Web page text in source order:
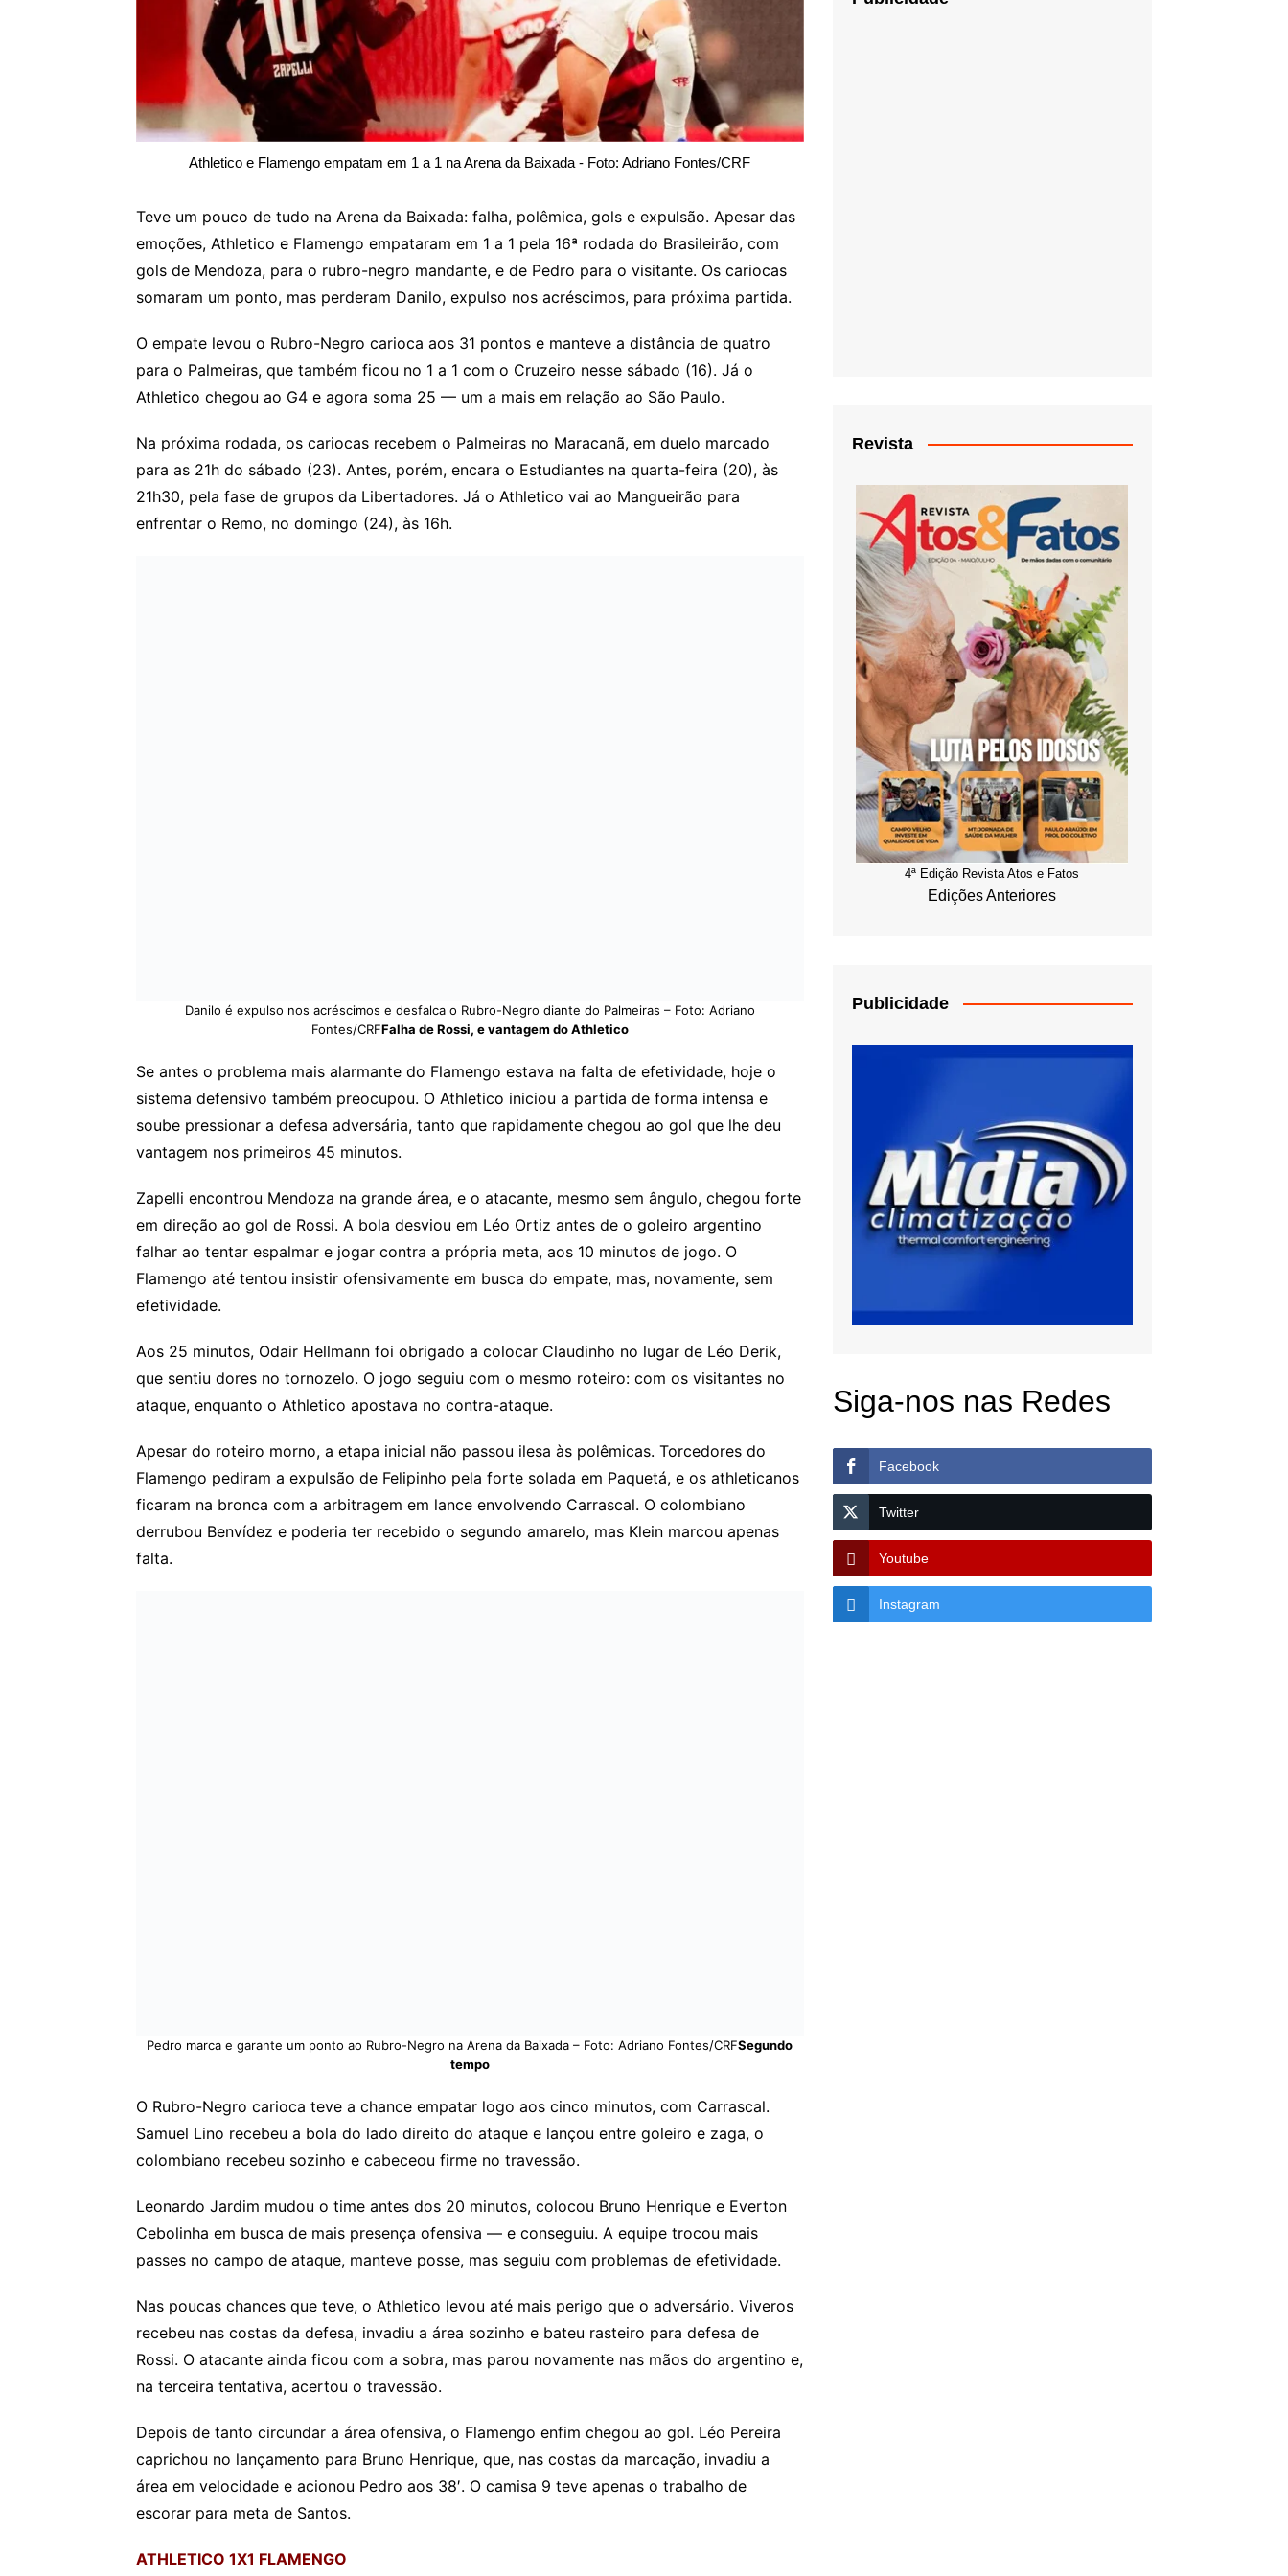
Athletico e Flamengo empatam em 1 a 1 na Arena da Baixada - Foto: Adriano Fontes/CRF
Teve um pouco de tudo na Arena da Baixada: falha, polêmica, gols e expulsão. Apesar das
emoções, Athletico e Flamengo empataram em 1 a 1 pela 16ª rodada do Brasileirão, com
gols de Mendoza, para o rubro-negro mandante, e de Pedro para o visitante. Os cariocas
somaram um ponto, mas perderam Danilo, expulso nos acréscimos, para próxima partida.
O empate levou o Rubro-Negro carioca aos 31 pontos e manteve a distância de quatro
para o Palmeiras, que também ficou no 1 a 1 com o Cruzeiro nesse sábado (16). Já o
Athletico chegou ao G4 e agora soma 25 — um a mais em relação ao São Paulo.
Na próxima rodada, os cariocas recebem o Palmeiras no Maracanã, em duelo marcado
para as 21h do sábado (23). Antes, porém, encara o Estudiantes na quarta-feira (20), às
21h30, pela fase de grupos da Libertadores. Já o Athletico vai ao Mangueirão para
enfrentar o Remo, no domingo (24), às 16h.
Danilo é expulso nos acréscimos e desfalca o Rubro-Negro diante do Palmeiras – Foto: Adriano
Fontes/CRFFalha de Rossi, e vantagem do Athletico
Se antes o problema mais alarmante do Flamengo estava na falta de efetividade, hoje o
sistema defensivo também preocupou. O Athletico iniciou a partida de forma intensa e
soube pressionar a defesa adversária, tanto que rapidamente chegou ao gol que lhe deu
vantagem nos primeiros 45 minutos.
Zapelli encontrou Mendoza na grande área, e o atacante, mesmo sem ângulo, chegou forte
em direção ao gol de Rossi. A bola desviou em Léo Ortiz antes de o goleiro argentino
falhar ao tentar espalmar e jogar contra a própria meta, aos 10 minutos de jogo. O
Flamengo até tentou insistir ofensivamente em busca do empate, mas, novamente, sem
efetividade.
Aos 25 minutos, Odair Hellmann foi obrigado a colocar Claudinho no lugar de Léo Derik,
que sentiu dores no tornozelo. O jogo seguiu com o mesmo roteiro: com os visitantes no
ataque, enquanto o Athletico apostava no contra-ataque.
Apesar do roteiro morno, a etapa inicial não passou ilesa às polêmicas. Torcedores do
Flamengo pediram a expulsão de Felipinho pela forte solada em Paquetá, e os athleticanos
ficaram na bronca com a arbitragem em lance envolvendo Carrascal. O colombiano
derrubou Benvídez e poderia ter recebido o segundo amarelo, mas Klein marcou apenas
falta.
Pedro marca e garante um ponto ao Rubro-Negro na Arena da Baixada – Foto: Adriano Fontes/CRFSegundo
tempo
O Rubro-Negro carioca teve a chance empatar logo aos cinco minutos, com Carrascal.
Samuel Lino recebeu a bola do lado direito do ataque e lançou entre goleiro e zaga, o
colombiano recebeu sozinho e cabeceou firme no travessão.
Leonardo Jardim mudou o time antes dos 20 minutos, colocou Bruno Henrique e Everton
Cebolinha em busca de mais presença ofensiva — e conseguiu. A equipe trocou mais
passes no campo de ataque, manteve posse, mas seguiu com problemas de efetividade.
Nas poucas chances que teve, o Athletico levou até mais perigo que o adversário. Viveros
recebeu nas costas da defesa, invadiu a área sozinho e bateu rasteiro para defesa de
Rossi. O atacante ainda ficou com a sobra, mas parou novamente nas mãos do argentino e,
na terceira tentativa, acertou o travessão.
Depois de tanto circundar a área ofensiva, o Flamengo enfim chegou ao gol. Léo Pereira
caprichou no lançamento para Bruno Henrique, que, nas costas da marcação, invadiu a
área em velocidade e acionou Pedro aos 38′. O camisa 9 teve apenas o trabalho de
escorar para meta de Santos.
ATHLETICO 1X1 FLAMENGO
Revista
4ª Edição Revista Atos e Fatos
Edições Anteriores
Publicidade
Siga-nos nas Redes
Facebook
Twitter
Youtube
Instagram